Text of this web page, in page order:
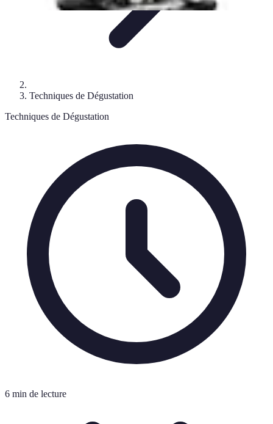
Techniques de Dégustation
Techniques de Dégustation
6 min de lecture